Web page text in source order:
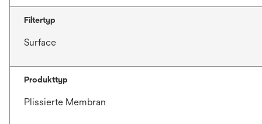
Filtertyp
Surface
Produkttyp
Plissierte Membran